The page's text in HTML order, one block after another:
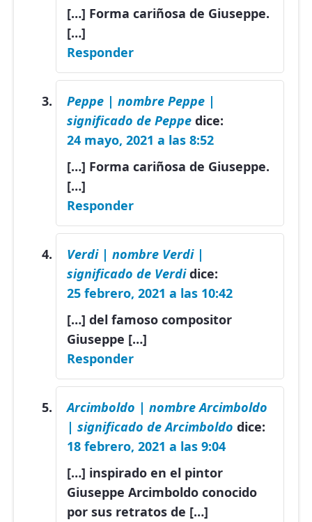
[…] Forma cariñosa de Giuseppe.
[…]
Responder
Peppe | nombre Peppe |
significado de Peppe dice:
24 mayo, 2021 a las 8:52
[…] Forma cariñosa de Giuseppe.
[…]
Responder
Verdi | nombre Verdi |
significado de Verdi dice:
25 febrero, 2021 a las 10:42
[…] del famoso compositor
Giuseppe […]
Responder
Arcimboldo | nombre Arcimboldo
| significado de Arcimboldo dice:
18 febrero, 2021 a las 9:04
[…] inspirado en el pintor
Giuseppe Arcimboldo conocido
por sus retratos de […]